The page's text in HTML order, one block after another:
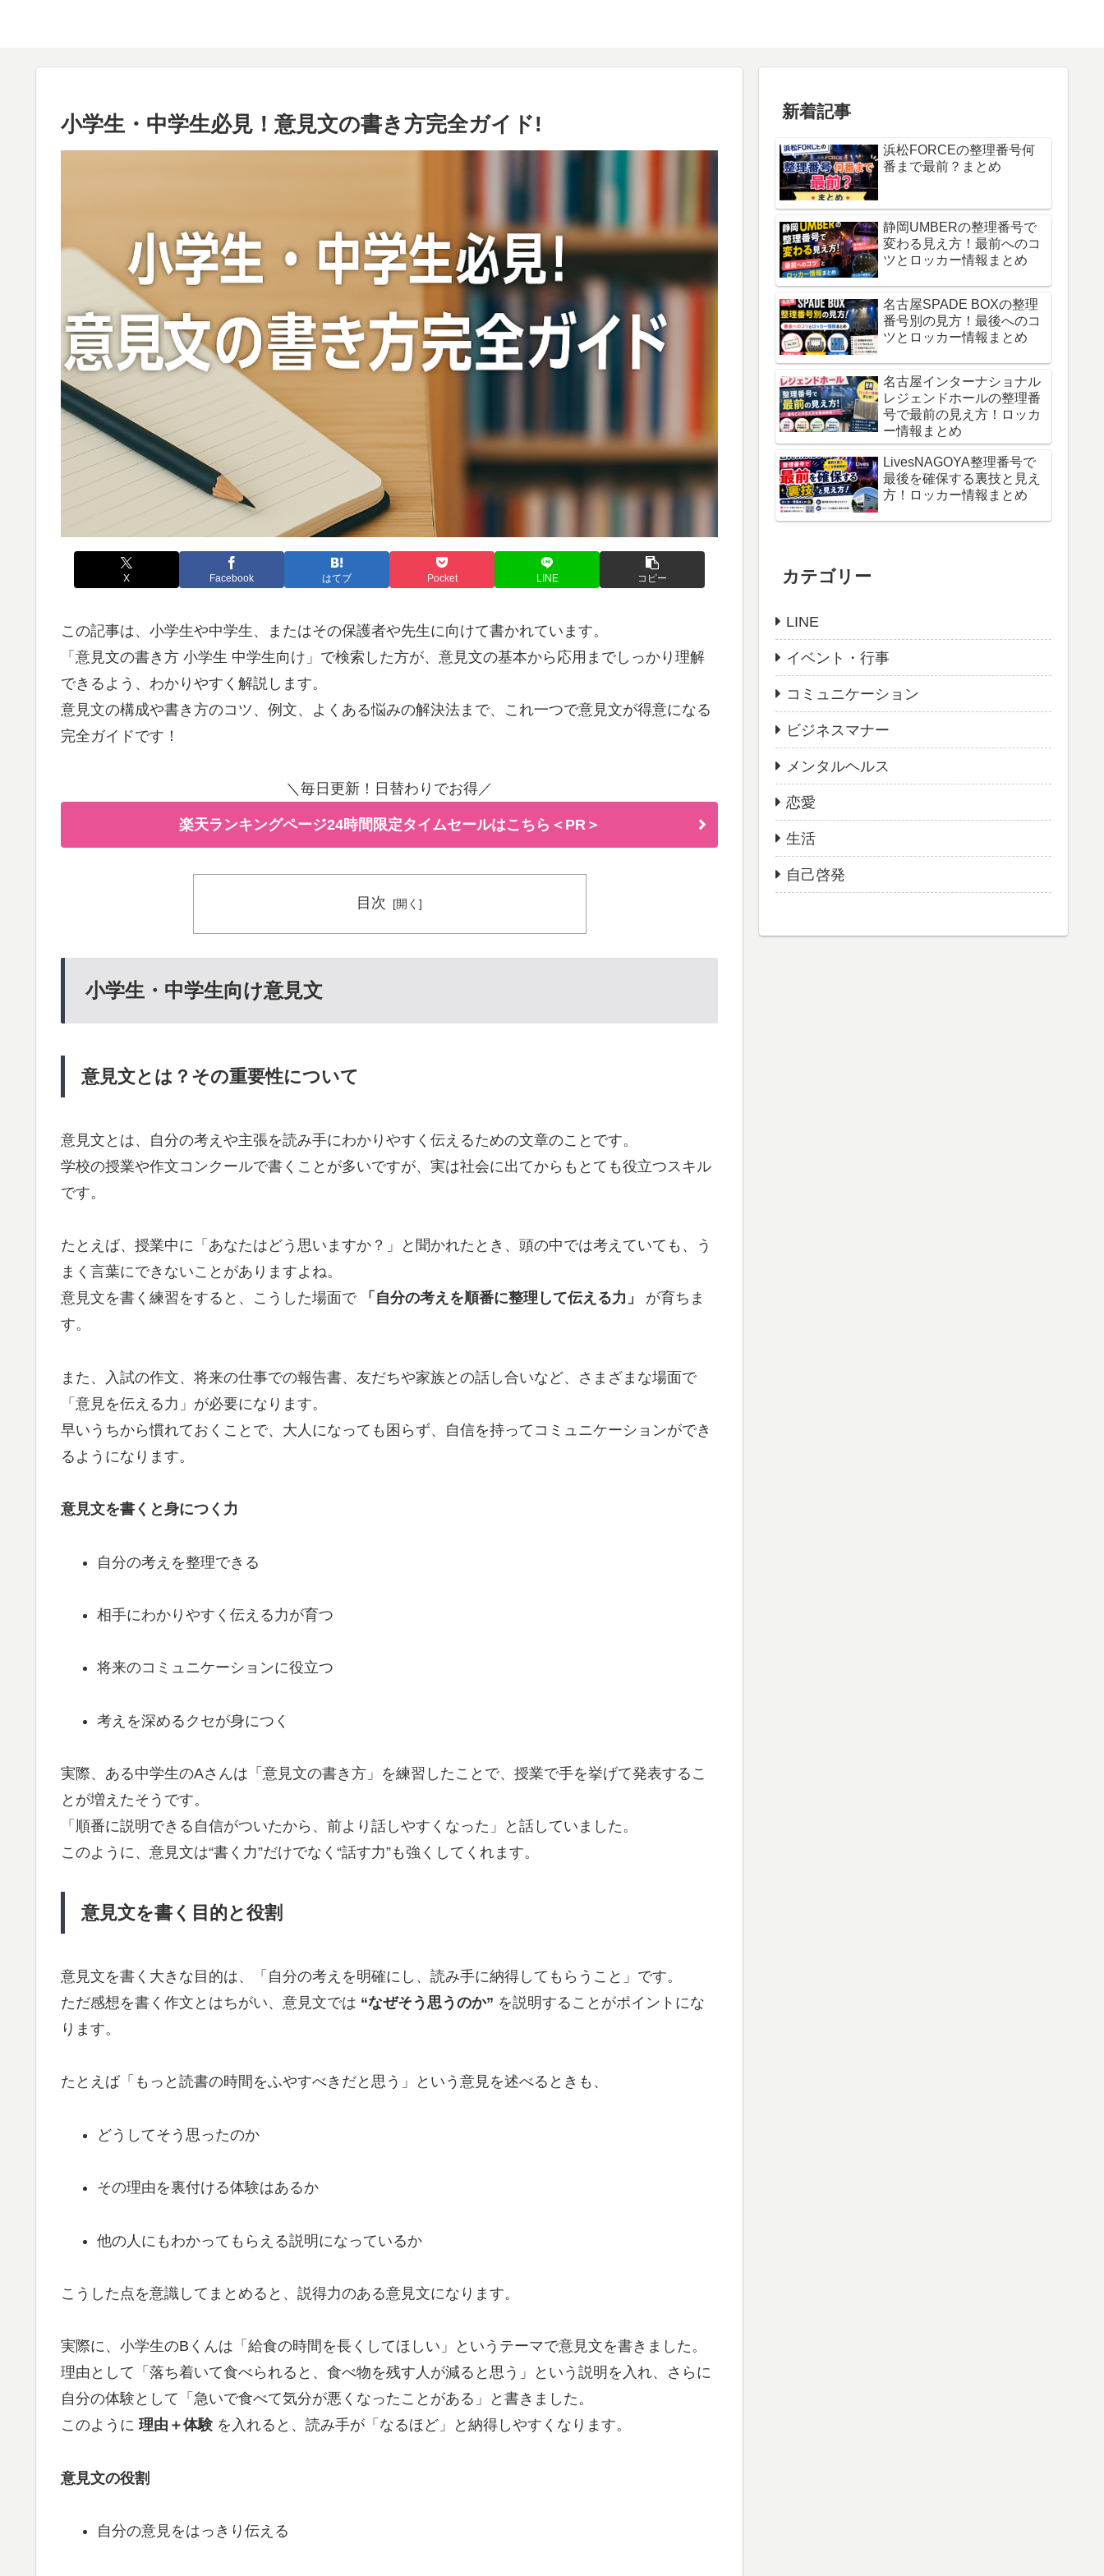
小学生・中学生必見！意見文の書き方完全ガイド!
X Facebook はてブ Pocket LINE コピー
この記事は、小学生や中学生、またはその保護者や先生に向けて書かれています。
「意見文の書き方 小学生 中学生向け」で検索した方が、意見文の基本から応用までしっかり理解
できるよう、わかりやすく解説します。
意見文の構成や書き方のコツ、例文、よくある悩みの解決法まで、これ一つで意見文が得意になる
完全ガイドです！
＼毎日更新！日替わりでお得／
楽天ランキングページ24時間限定タイムセールはこちら＜PR＞
目次
小学生・中学生向け意見文
意見文とは？その重要性について
意見文とは、自分の考えや主張を読み手にわかりやすく伝えるための文章のことです。
学校の授業や作文コンクールで書くことが多いですが、実は社会に出てからもとても役立つスキル
です。
たとえば、授業中に「あなたはどう思いますか？」と聞かれたとき、頭の中では考えていても、う
まく言葉にできないことがありますよね。
意見文を書く練習をすると、こうした場面で
「自分の考えを順番に整理して伝える力」
が育ちま
す。
また、入試の作文、将来の仕事での報告書、友だちや家族との話し合いなど、さまざまな場面で
「意見を伝える力」が必要になります。
早いうちから慣れておくことで、大人になっても困らず、自信を持ってコミュニケーションができ
るようになります。
意見文を書くと身につく力
自分の考えを整理できる
相手にわかりやすく伝える力が育つ
将来のコミュニケーションに役立つ
考えを深めるクセが身につく
実際、ある中学生のAさんは「意見文の書き方」を練習したことで、授業で手を挙げて発表するこ
とが増えたそうです。
「順番に説明できる自信がついたから、前より話しやすくなった」と話していました。
このように、意見文は“書く力”だけでなく“話す力”も強くしてくれます。
意見文を書く目的と役割
意見文を書く大きな目的は、「自分の考えを明確にし、読み手に納得してもらうこと」です。
ただ感想を書く作文とはちがい、意見文では “なぜそう思うのか” を説明することがポイントにな
ります。
たとえば「もっと読書の時間をふやすべきだと思う」という意見を述べるときも、
どうしてそう思ったのか
その理由を裏付ける体験はあるか
他の人にもわかってもらえる説明になっているか
こうした点を意識してまとめると、説得力のある意見文になります。
実際に、小学生のBくんは「給食の時間を長くしてほしい」というテーマで意見文を書きました。
理由として「落ち着いて食べられると、食べ物を残す人が減ると思う」という説明を入れ、さらに
自分の体験として「急いで食べて気分が悪くなったことがある」と書きました。
このように 理由＋体験 を入れると、読み手が「なるほど」と納得しやすくなります。
意見文の役割
自分の意見をはっきり伝える
新着記事
浜松FORCEの整理番号何
番まで最前？まとめ
静岡UMBERの整理番号で
変わる見え方！最前へのコ
ツとロッカー情報まとめ
名古屋SPADE BOXの整理
番号別の見方！最後へのコ
ツとロッカー情報まとめ
名古屋インターナショナル
レジェンドホールの整理番
号で最前の見え方！ロッカ
ー情報まとめ
LivesNAGOYA整理番号で
最後を確保する裏技と見え
方！ロッカー情報まとめ
カテゴリー
LINE
イベント・行事
コミュニケーション
ビジネスマナー
メンタルヘルス
恋愛
生活
自己啓発